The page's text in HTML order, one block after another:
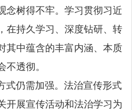
念树得不牢。学习贯彻习近
在持久学习、深度钻研、转
其中蕴含的丰富内涵、本质
不透彻。
式仍需加强。法治宣传形式
开展宣传活动和法治学习为